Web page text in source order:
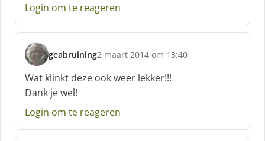
Login om te reageren
geabruining
s
c
h
r
e
f
2 maart 2014 om 13:40
Wat klinkt deze ook weer lekker!!!
Dank je wel!
Login om te reageren